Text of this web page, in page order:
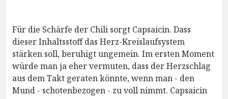
Für die Schärfe der Chili sorgt Capsaicin. Dass
dieser Inhaltsstoff das Herz-Kreislaufsystem
stärken soll, beruhigt ungemein. Im ersten Moment
würde man ja eher vermuten, dass der Herzschlag
aus dem Takt geraten könnte, wenn man - den
Mund - schotenbezogen - zu voll nimmt. Capsaicin